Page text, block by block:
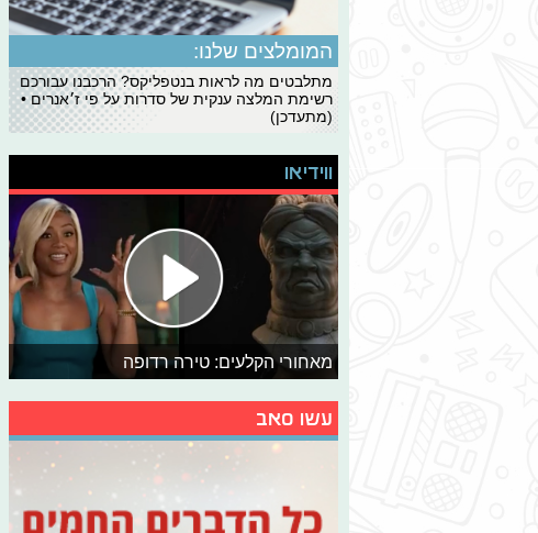
המומלצים שלנו:
מתלבטים מה לראות בנטפליקס? הרכבנו עבורכם
רשימת המלצה ענקית של סדרות על פי ז׳אנרים •
(מתעדכן)
ווידיאו
מאחורי הקלעים: טירה רדופה
עשו סאב